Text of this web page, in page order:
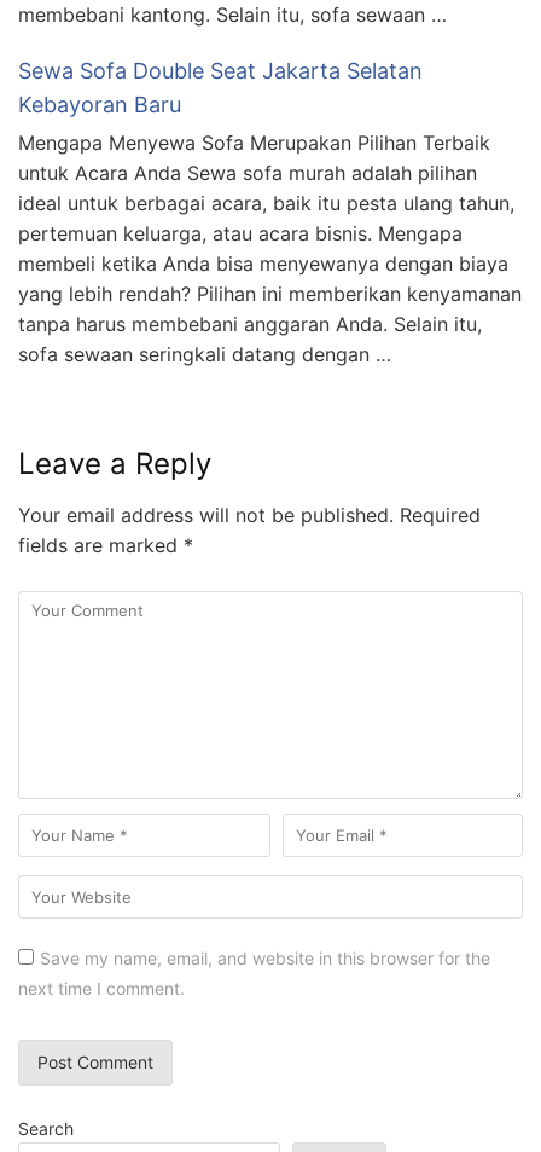
membebani kantong. Selain itu, sofa sewaan …
Sewa Sofa Double Seat Jakarta Selatan
Kebayoran Baru
Mengapa Menyewa Sofa Merupakan Pilihan Terbaik
untuk Acara Anda Sewa sofa murah adalah pilihan
ideal untuk berbagai acara, baik itu pesta ulang tahun,
pertemuan keluarga, atau acara bisnis. Mengapa
membeli ketika Anda bisa menyewanya dengan biaya
yang lebih rendah? Pilihan ini memberikan kenyamanan
tanpa harus membebani anggaran Anda. Selain itu,
sofa sewaan seringkali datang dengan …
Leave a Reply
Your email address will not be published. Required
fields are marked *
Save my name, email, and website in this browser for the
next time I comment.
Search